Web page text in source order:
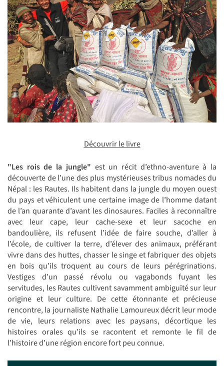
Découvrir le livre
"Les rois de la jungle" est un récit d’ethno-aventure à la
découverte de l’une des plus mystérieuses tribus nomades du
Népal : les Rautes. Ils habitent dans la jungle du moyen ouest
du pays et véhiculent une certaine image de l’homme datant
de l’an quarante d’avant les dinosaures. Faciles à reconnaître
avec leur cape, leur cache-sexe et leur sacoche en
bandoulière, ils refusent l’idée de faire souche, d’aller à
l’école, de cultiver la terre, d’élever des animaux, préférant
vivre dans des huttes, chasser le singe et fabriquer des objets
en bois qu’ils troquent au cours de leurs pérégrinations.
Vestiges d’un passé révolu ou vagabonds fuyant les
servitudes, les Rautes cultivent savamment ambiguïté sur leur
origine et leur culture. De cette étonnante et précieuse
rencontre, la journaliste Nathalie Lamoureux décrit leur mode
de vie, leurs relations avec les paysans, décortique les
histoires orales qu’ils se racontent et remonte le fil de
l’histoire d’une région encore fort peu connue.